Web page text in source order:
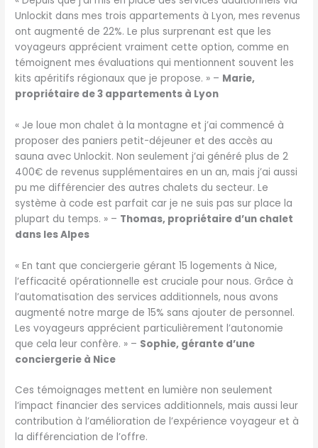
Unlockit dans mes trois appartements à Lyon, mes revenus
ont augmenté de 22%. Le plus surprenant est que les
voyageurs apprécient vraiment cette option, comme en
témoignent mes évaluations qui mentionnent souvent les
kits apéritifs régionaux que je propose. » – Marie,
propriétaire de 3 appartements à Lyon
« Je loue mon chalet à la montagne et j’ai commencé à
proposer des paniers petit-déjeuner et des accès au
sauna avec Unlockit. Non seulement j’ai généré plus de 2
400€ de revenus supplémentaires en un an, mais j’ai aussi
pu me différencier des autres chalets du secteur. Le
système à code est parfait car je ne suis pas sur place la
plupart du temps. » – Thomas, propriétaire d’un chalet
dans les Alpes
« En tant que conciergerie gérant 15 logements à Nice,
l’efficacité opérationnelle est cruciale pour nous. Grâce à
l’automatisation des services additionnels, nous avons
augmenté notre marge de 15% sans ajouter de personnel.
Les voyageurs apprécient particulièrement l’autonomie
que cela leur confère. » – Sophie, gérante d’une
conciergerie à Nice
Ces témoignages mettent en lumière non seulement
l’impact financier des services additionnels, mais aussi leur
contribution à l’amélioration de l’expérience voyageur et à
la différenciation de l’offre.